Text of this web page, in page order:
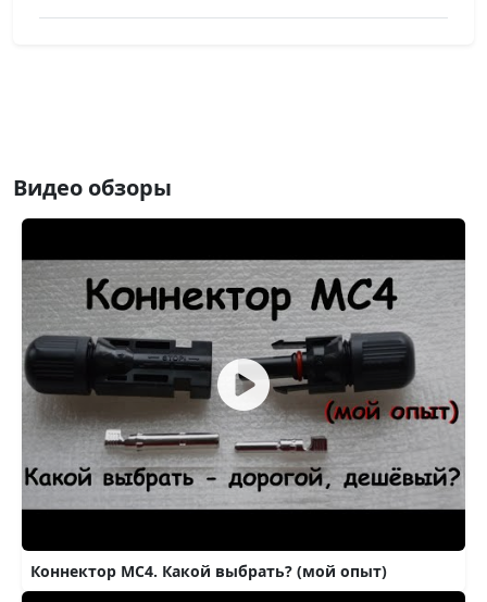
Видео обзоры
Коннектор МС4. Какой выбрать? (мой опыт)